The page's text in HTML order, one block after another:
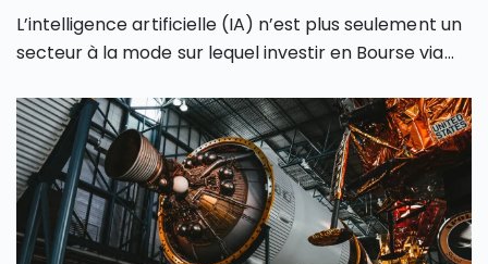
L’intelligence artificielle (IA) n’est plus seulement un
secteur à la mode sur lequel investir en Bourse via
même de notre façon d’investir en Bourse avec de
nouveaux outils et de nouvelles approches. Dans cet
article, découvrez comment l’intelligence artificielle
peut transformer votre façon d’investir en Bourse et
vous aider à mieux saisir les opportunités des
marchés.